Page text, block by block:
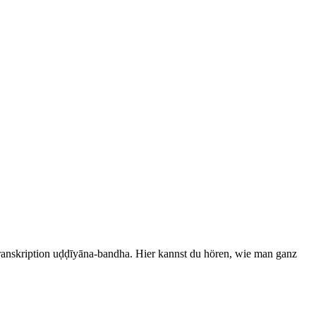
uḍḍīyāna-bandha. Hier kannst du hören, wie man ganz